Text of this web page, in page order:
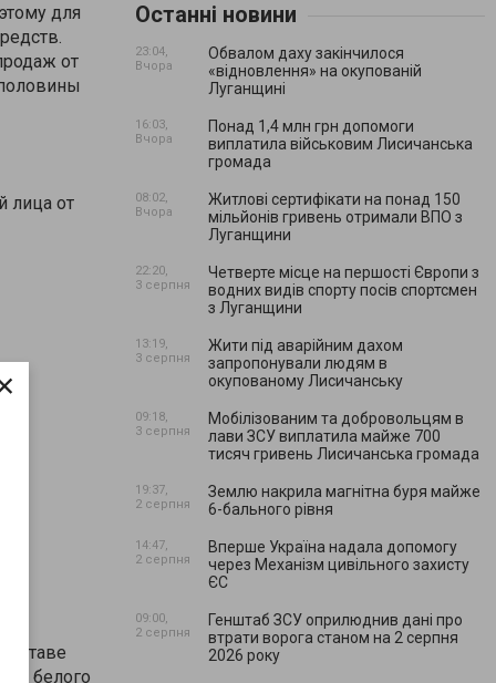
для
от
лица от
белого
Останні новини
Обвалом даху закінчилося
«відновлення» на окупованій
Луганщині
23:04,
Вчора
Понад 1,4 млн грн допомоги
виплатила військовим Лисичанська
громада
16:03,
Вчора
Житлові сертифікати на понад 150
мільйонів гривень отримали ВПО з
Луганщини
08:02,
Вчора
Четверте місце на першості Європи з
водних видів спорту посів спортсмен
з Луганщини
22:20,
3 серпня
Жити під аварійним дахом
запропонували людям в
окупованому Лисичанську
13:19,
3 серпня
Мобілізованим та добровольцям в
лави ЗСУ виплатила майже 700
тисяч гривень Лисичанська громада
09:18,
3 серпня
Землю накрила магнітна буря майже
6-бального рівня
19:37,
2 серпня
Вперше Україна надала допомогу
через Механізм цивільного захисту
ЄС
14:47,
2 серпня
Генштаб ЗСУ оприлюднив дані про
втрати ворога станом на 2 серпня
2026 року
09:00,
2 серпня